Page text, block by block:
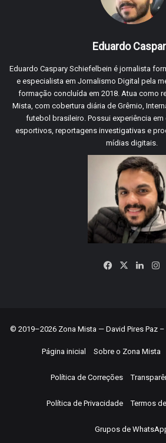
Eduardo
Eduardo Caspary Schiefelbein é jornalista
e especialista em Jornalismo Digital pela
formação concluída em 2018. Atua como
Mista, com cobertura diária de Grêmio,
futebol brasileiro. Possui experiência
esportivos, reportagens investigativas e
mídias digitais.
Facebook
X Linkedin
© 2019–2026 Zona Mista — David Pires Paz
Página inicial Sobre o Zona Mista
Política de Correções
Política de Privacidade Termos
Grupos de